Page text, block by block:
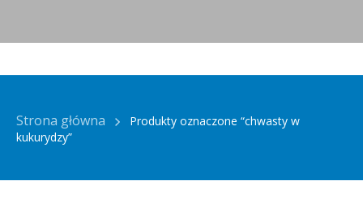
Strona główna
Produkty oznaczone “chwasty w
kukurydzy”